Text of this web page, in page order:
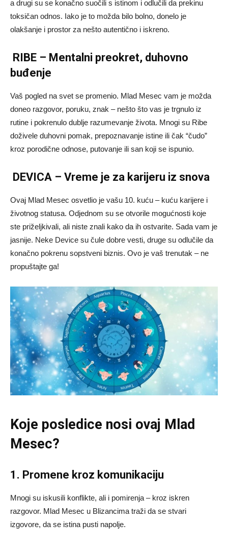
a drugi su se konačno suočili s istinom i odlučili da prekinu
toksičan odnos. Iako je to možda bilo bolno, donelo je
olakšanje i prostor za nešto autentično i iskreno.
RIBE – Mentalni preokret, duhovno
buđenje
Vaš pogled na svet se promenio. Mlad Mesec vam je možda
doneo razgovor, poruku, znak – nešto što vas je trgnulo iz
rutine i pokrenulo dublje razumevanje života. Mnogi su Ribe
doživele duhovni pomak, prepoznavanje istine ili čak “čudo”
kroz porodične odnose, putovanje ili san koji se ispunio.
DEVICA – Vreme je za karijeru iz snova
Ovaj Mlad Mesec osvetlio je vašu 10. kuću – kuću karijere i
životnog statusa. Odjednom su se otvorile mogućnosti koje
ste priželjkivali, ali niste znali kako da ih ostvarite. Sada vam je
jasnije. Neke Device su čule dobre vesti, druge su odlučile da
konačno pokrenu sopstveni biznis. Ovo je vaš trenutak – ne
propuštajte ga!
Koje posledice nosi ovaj Mlad
Mesec?
1. Promene kroz komunikaciju
Mnogi su iskusili konflikte, ali i pomirenja – kroz iskren
razgovor. Mlad Mesec u Blizancima traži da se stvari
izgovore, da se istina pusti napolje.